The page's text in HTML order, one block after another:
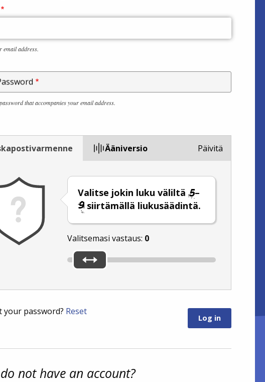
email address.
that accompanies your email address.
Ääniversio
Valitse jokin luku väliltä
–
siirtämällä liukusäädintä.
Valitsemasi vastaus: 0
Päivitä
your password? Reset
not have an account?